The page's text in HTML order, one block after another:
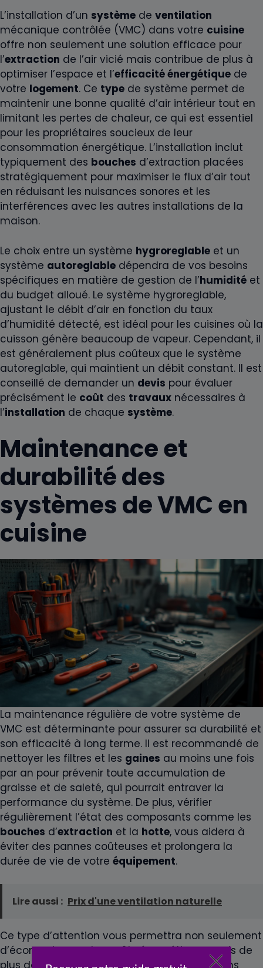
L’installation d’un système de ventilation
mécanique contrôlée (VMC) dans votre cuisine
offre non seulement une solution efficace pour
l’extraction de l’air vicié mais contribue de plus à
optimiser l’espace et l’efficacité énergétique de
votre logement. Ce type de système permet de
maintenir une bonne qualité d’air intérieur tout en
limitant les pertes de chaleur, ce qui est essentiel
pour les propriétaires soucieux de leur
consommation énergétique. L’installation inclut
typiquement des bouches d’extraction placées
stratégiquement pour maximiser le flux d’air tout
en réduisant les nuisances sonores et les
interférences avec les autres installations de la
maison.
Le choix entre un système hygroreglable et un
système autoreglable dépendra de vos besoins
spécifiques en matière de gestion de l’humidité et
du budget alloué. Le système hygroreglable,
ajustant le débit d’air en fonction du taux
d’humidité détecté, est idéal pour les cuisines où la
cuisson génère beaucoup de vapeur. Cependant, il
est généralement plus coûteux que le système
autoreglable, qui maintient un débit constant. Il est
conseillé de demander un devis pour évaluer
précisément le coût des travaux nécessaires à
l’installation de chaque système.
Maintenance et
durabilité des
systèmes de VMC en
cuisine
La maintenance régulière de votre système de
VMC est déterminante pour assurer sa durabilité et
son efficacité à long terme. Il est recommandé de
nettoyer les filtres et les gaines au moins une fois
par an pour prévenir toute accumulation de
graisse et de saleté, qui pourrait entraver la
performance du système. De plus, vérifier
régulièrement l’état des composants comme les
bouches d’extraction et la hotte, vous aidera à
éviter des pannes coûteuses et prolongera la
durée de vie de votre équipement.
Lire aussi : Prix d'une ventilation naturelle
Ce type d’attention vous permettra non seulement
d’économiser sur les coûts énergétiques mais de
plus de maintenir un environnement sain dans